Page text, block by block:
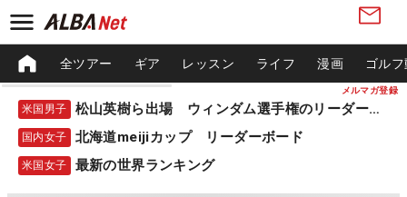
メルマガ登録
全ツアー ギア レッスン ライフ 漫画 ゴル
米国男子 松山英樹ら出場 ウィンダム選手権のリーダーボード
国内女子 北海道meijiカップ リーダーボード
米国女子 最新の世界ランキング